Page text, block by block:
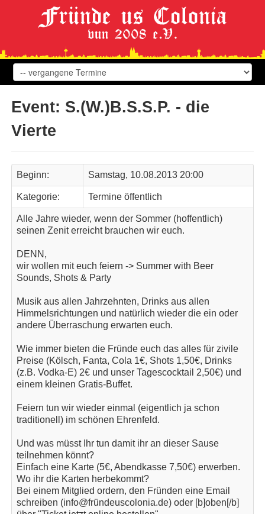
Event: S.(W.)B.S.S.P. - die
Vierte
Beginn: Samstag, 10.08.2013 20:00
Kategorie: Termine öffentlich
Alle Jahre wieder, wenn der Sommer (hoffentlich)
seinen Zenit erreicht brauchen wir euch.
DENN,
wir wollen mit euch feiern -> Summer with Beer
Sounds, Shots & Party
Musik aus allen Jahrzehnten, Drinks aus allen
Himmelsrichtungen und natürlich wieder die ein oder
andere Überraschung erwarten euch.
Wie immer bieten die Fründe euch das alles für zivile
Preise (Kölsch, Fanta, Cola 1€, Shots 1,50€, Drinks
(z.B. Vodka-E) 2€ und unser Tagescocktail 2,50€) und
einem kleinen Gratis-Buffet.
Feiern tun wir wieder einmal (eigentlich ja schon
traditionell) im schönen Ehrenfeld.
Und was müsst Ihr tun damit ihr an dieser Sause
teilnehmen könnt?
Einfach eine Karte (5€, Abendkasse 7,50€) erwerben.
Wo ihr die Karten herbekommt?
Bei einem Mitglied ordern, den Fründen eine Email
schreiben (info@fründeuscolonia.de) oder [b]oben[/b]